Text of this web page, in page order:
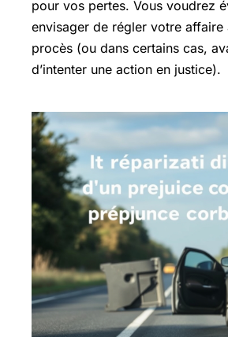
pour vos pertes. Vous voudrez
envisager de régler votre affaire
procès (ou dans certains cas,
d’intenter une action en justice).